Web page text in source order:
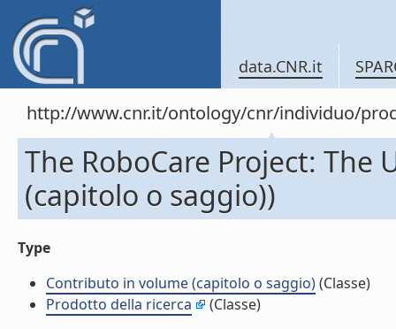
data.CNR.it
http://www.cnr.it/ontology/cnr/individuo/
The RoboCare Project: The
(capitolo o saggio))
Type
Contributo in volume (capitolo o saggio)(Classe)
Prodotto della ricerca
(Classe)